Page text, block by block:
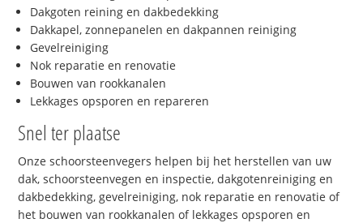
Dakgoten reining en dakbedekking
Dakkapel, zonnepanelen en dakpannen reiniging
Gevelreiniging
Nok reparatie en renovatie
Bouwen van rookkanalen
Lekkages opsporen en repareren
Snel ter plaatse
Onze schoorsteenvegers helpen bij het herstellen van uw
dak, schoorsteenvegen en inspectie, dakgotenreiniging en
dakbedekking, gevelreiniging, nok reparatie en renovatie of
het bouwen van rookkanalen of lekkages opsporen en